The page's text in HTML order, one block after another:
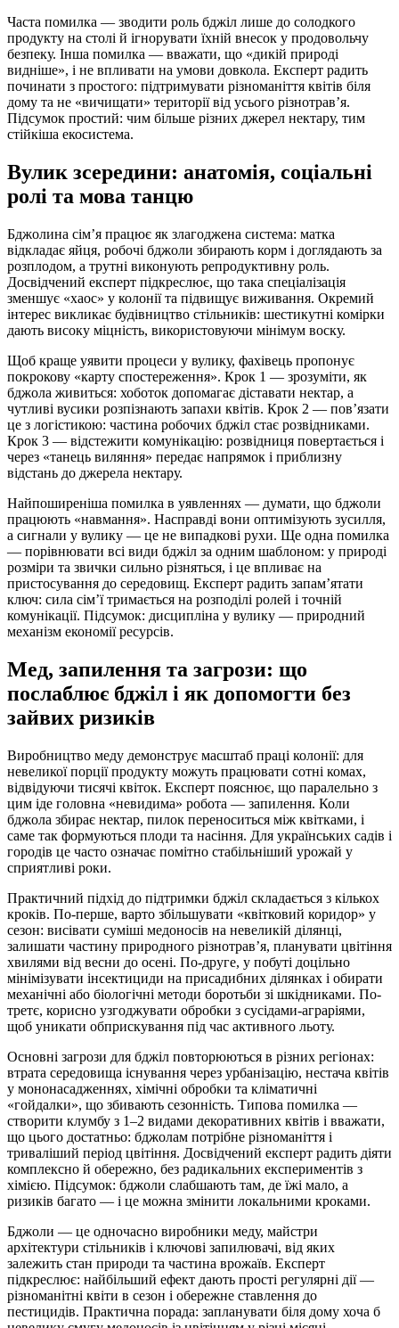
Часта помилка — зводити роль бджіл лише до солодкого
продукту на столі й ігнорувати їхній внесок у продовольчу
безпеку. Інша помилка — вважати, що «дикій природі
видніше», і не впливати на умови довкола. Експерт радить
починати з простого: підтримувати різноманіття квітів біля
дому та не «вичищати» території від усього різнотрав’я.
Підсумок простий: чим більше різних джерел нектару, тим
стійкіша екосистема.
Вулик зсередини: анатомія, соціальні
ролі та мова танцю
Бджолина сім’я працює як злагоджена система: матка
відкладає яйця, робочі бджоли збирають корм і доглядають за
розплодом, а трутні виконують репродуктивну роль.
Досвідчений експерт підкреслює, що така спеціалізація
зменшує «хаос» у колонії та підвищує виживання. Окремий
інтерес викликає будівництво стільників: шестикутні комірки
дають високу міцність, використовуючи мінімум воску.
Щоб краще уявити процеси у вулику, фахівець пропонує
покрокову «карту спостереження». Крок 1 — зрозуміти, як
бджола живиться: хоботок допомагає діставати нектар, а
чутливі вусики розпізнають запахи квітів. Крок 2 — пов’язати
це з логістикою: частина робочих бджіл стає розвідниками.
Крок 3 — відстежити комунікацію: розвідниця повертається і
через «танець виляння» передає напрямок і приблизну
відстань до джерела нектару.
Найпоширеніша помилка в уявленнях — думати, що бджоли
працюють «навмання». Насправді вони оптимізують зусилля,
а сигнали у вулику — це не випадкові рухи. Ще одна помилка
— порівнювати всі види бджіл за одним шаблоном: у природі
розміри та звички сильно різняться, і це впливає на
пристосування до середовищ. Експерт радить запам’ятати
ключ: сила сім’ї тримається на розподілі ролей і точній
комунікації. Підсумок: дисципліна у вулику — природний
механізм економії ресурсів.
Мед, запилення та загрози: що
послаблює бджіл і як допомогти без
зайвих ризиків
Виробництво меду демонструє масштаб праці колонії: для
невеликої порції продукту можуть працювати сотні комах,
відвідуючи тисячі квіток. Експерт пояснює, що паралельно з
цим іде головна «невидима» робота — запилення. Коли
бджола збирає нектар, пилок переноситься між квітками, і
саме так формуються плоди та насіння. Для українських садів і
городів це часто означає помітно стабільніший урожай у
сприятливі роки.
Практичний підхід до підтримки бджіл складається з кількох
кроків. По-перше, варто збільшувати «квітковий коридор» у
сезон: висівати суміші медоносів на невеликій ділянці,
залишати частину природного різнотрав’я, планувати цвітіння
хвилями від весни до осені. По-друге, у побуті доцільно
мінімізувати інсектициди на присадибних ділянках і обирати
механічні або біологічні методи боротьби зі шкідниками. По-
третє, корисно узгоджувати обробки з сусідами-аграріями,
щоб уникати обприскування під час активного льоту.
Основні загрози для бджіл повторюються в різних регіонах:
втрата середовища існування через урбанізацію, нестача квітів
у мононасадженнях, хімічні обробки та кліматичні
«гойдалки», що збивають сезонність. Типова помилка —
створити клумбу з 1–2 видами декоративних квітів і вважати,
що цього достатньо: бджолам потрібне різноманіття і
триваліший період цвітіння. Досвідчений експерт радить діяти
комплексно й обережно, без радикальних експериментів з
хімією. Підсумок: бджоли слабшають там, де їжі мало, а
ризиків багато — і це можна змінити локальними кроками.
Бджоли — це одночасно виробники меду, майстри
архітектури стільників і ключові запилювачі, від яких
залежить стан природи та частина врожаїв. Експерт
підкреслює: найбільший ефект дають прості регулярні дії —
різноманітні квіти в сезон і обережне ставлення до
пестицидів. Практична порада: запланувати біля дому хоча б